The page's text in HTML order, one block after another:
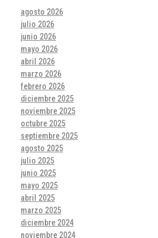
agosto 2026
julio 2026
junio 2026
mayo 2026
abril 2026
marzo 2026
febrero 2026
diciembre 2025
noviembre 2025
octubre 2025
septiembre 2025
agosto 2025
julio 2025
junio 2025
mayo 2025
abril 2025
marzo 2025
diciembre 2024
noviembre 2024